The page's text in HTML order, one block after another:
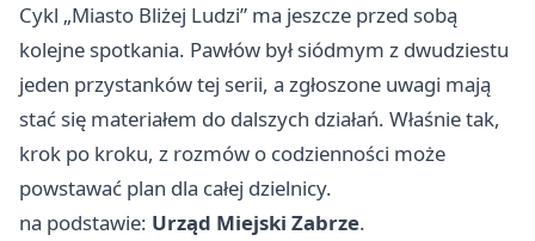
Cykl „Miasto Bliżej Ludzi” ma jeszcze przed sobą
kolejne spotkania. Pawłów był siódmym z dwudziestu
jeden przystanków tej serii, a zgłoszone uwagi mają
stać się materiałem do dalszych działań. Właśnie tak,
krok po kroku, z rozmów o codzienności może
powstawać plan dla całej dzielnicy.
na podstawie: Urząd Miejski Zabrze.